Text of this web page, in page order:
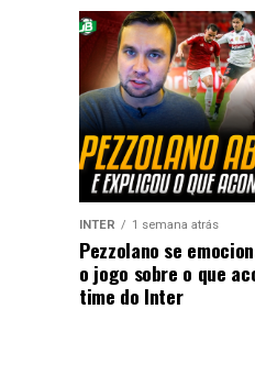
INTER 1 semana atrás
Pezzolano se
o jogo sobre o que
time do Inter